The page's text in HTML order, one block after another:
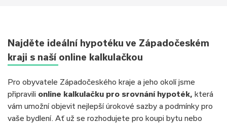
Najděte ideální hypotéku ve Západočeském
kraji s naší online kalkulačkou
Pro obyvatele Západočeského kraje a jeho okolí jsme
připravili online kalkulačku pro srovnání hypoték, která
vám umožní objevit nejlepší úrokové sazby a podmínky pro
vaše bydlení. Ať už se rozhodujete pro koupi bytu nebo